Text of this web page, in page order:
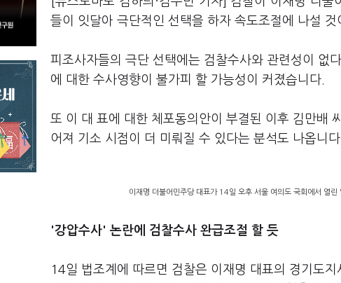
들이 잇달아 극단적인 선택을 하자 속도조절에 나설 것
피조사자들의 극단 선택에는 검찰수사와 관련성이 없
에 대한 수사영향이 불가피 할 가능성이 커졌습니다.
또 이 대 표에 대한 체포동의안이 부결된 이후 김만배
어져 기소 시점이 더 미뤄질 수 있다는 분석도 나옵니다.
이재명 더불어민주당 대표가 14일 오후 서울 여의도 국회에서 열
'강압수사' 논란에 검찰수사 완급조절 할 듯
14일 법조계에 따르면 검찰은 이재명 대표의 경기도